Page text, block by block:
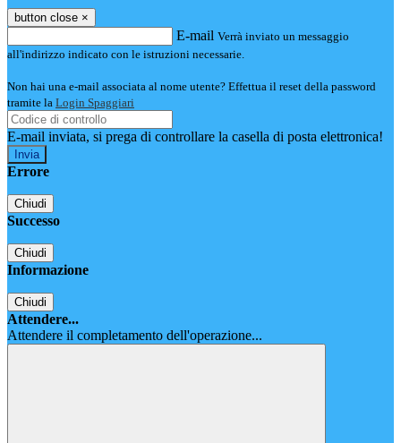
button close ×
E-mail Verrà inviato un messaggio
all'indirizzo indicato con le istruzioni necessarie.
Non hai una e-mail associata al nome utente? Effettua il reset della password
tramite la Login Spaggiari
E-mail inviata, si prega di controllare la casella di posta elettronica!
Errore
Chiudi
Successo
Chiudi
Informazione
Chiudi
Attendere...
Attendere il completamento dell'operazione...